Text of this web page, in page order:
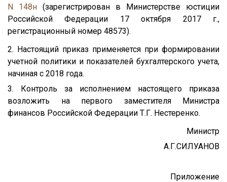
N 148н (зарегистрирован в Министерстве юстиции
Российской Федерации 17 октября 2017 г.,
регистрационный номер 48573).
2. Настоящий приказ применяется при формировании
учетной политики и показателей бухгалтерского учета,
начиная с 2018 года.
3. Контроль за исполнением настоящего приказа
возложить на первого заместителя Министра
финансов Российской Федерации Т.Г. Нестеренко.
Министр
А.Г.СИЛУАНОВ
Приложение